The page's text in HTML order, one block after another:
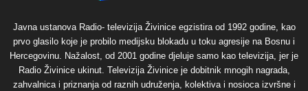
Javna ustanova Radio- televizija Živinice egzistira od 1992 godine, kao
prvo glasilo koje je probilo medijsku blokadu u toku agresije na Bosnu i
Hercegovinu. Nažalost, od 2001 godine djeluje samo kao televizija, jer je
Radio Živinice ukinut. Televizija Živinice je dobitnik mnogih nagrada,
zahvalnica i priznanja od raznih udruženja, kolektiva i nosioca izvršne i